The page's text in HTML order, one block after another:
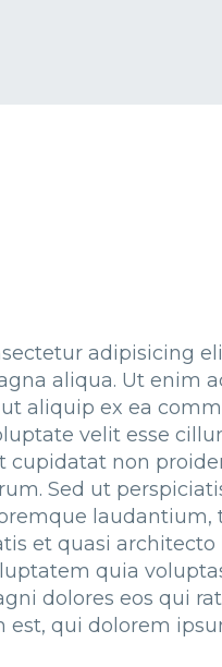
adipisicing
aliqua. Ut enim
aliquip ex ea
velit esse
cupidatat non
Sed ut
laudantium,
et quasi
quia
dolores eos qui
est, qui dolorem